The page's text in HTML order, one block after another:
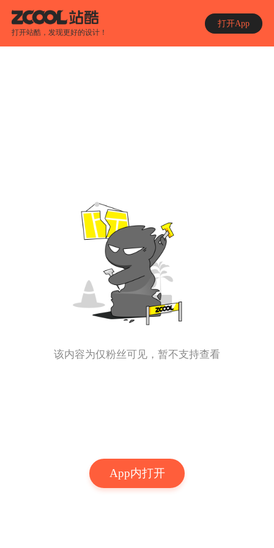
打开站酷，发现更好的设计！
打开App
App内打开
该内容为仅粉丝可见，暂不支持查看